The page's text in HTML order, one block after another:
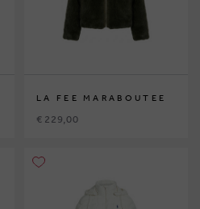
LA FEE MARABOUTEE
€ 229,00